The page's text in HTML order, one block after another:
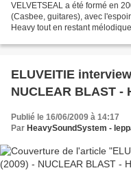
VELVETSEAL a été formé en
(Casbee, guitares), avec
Heavy tout en restant
ELUVEITIE
NUCLEAR BLAST -
Publié le 16/06/2009 à 14:17
Par HeavySoundSystem -